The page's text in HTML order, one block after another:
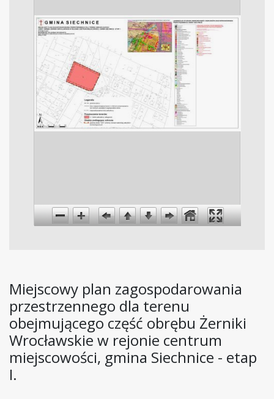
Miejscowy plan zagospodarowania
przestrzennego dla terenu
obejmującego część obrębu Żerniki
Wrocławskie w rejonie centrum
miejscowości, gmina Siechnice - etap
I.